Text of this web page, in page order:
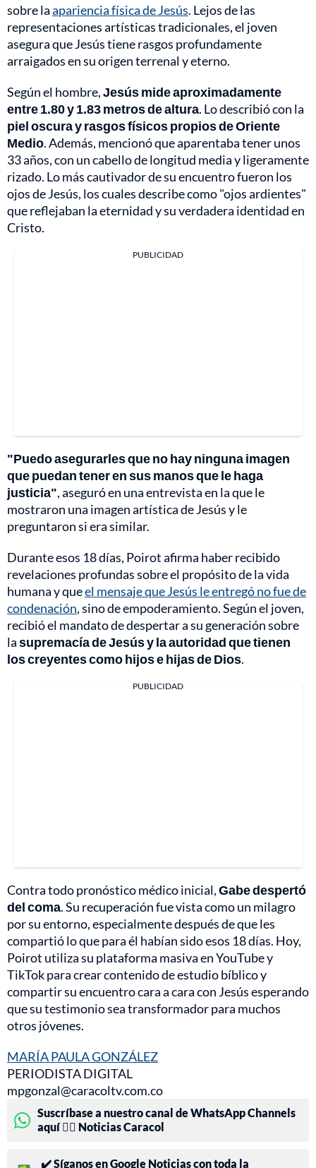
sobre laapariencia física de Jesús. Lejos de las
representaciones artísticas tradicionales, el joven
asegura que Jesús tiene rasgos profundamente
arraigados en su origen terrenal y eterno.
Según el hombre,Jesús mide aproximadamente
entre1.80 y 1.83 metros de altura. Lo describió con la
piel oscura y rasgos físicos propios de Oriente
Medio. Además, mencionó que aparentaba tener unos
33 años, con un cabello de longitud media y ligeramente
rizado. Lo más cautivador de su encuentro fueron los
ojos de Jesús, los cuales describe como "ojos ardientes"
que reflejaban la eternidad y su verdadera identidad en
Cristo.
PUBLICIDAD
"Puedo asegurarles que no hay ninguna imagen
que puedan tener en sus manos que le haga
justicia", aseguró en una entrevista en la que le
mostraron una imagen artística de Jesús y le
preguntaron si era similar.
Durante esos 18 días, Poirot afirma haber recibido
revelaciones profundas sobre el propósito de la vida
humana y queel mensaje que Jesús le entregó no fue de
condenación, sino de empoderamiento. Según el joven,
recibió el mandato de despertar a su generación sobre
lasupremacía de Jesús y la autoridad que tienen
los creyentes como hijos e hijas de Dios.
PUBLICIDAD
Contra todo pronóstico médico inicial,Gabe despertó
del coma. Su recuperación fue vista como un milagro
por su entorno, especialmente después de que les
compartió lo que para él habían sido esos 18 días. Hoy,
Poirot utiliza su plataforma masiva en YouTube y
TikTok para crear contenido de estudio bíblico y
compartir su encuentro cara a cara con Jesús esperando
que su testimonio sea transformador para muchos
otros jóvenes.
MARÍA PAULA GONZÁLEZ
PERIODISTA DIGITAL
mpgonzal@caracoltv.com.co
Suscríbase a nuestro canal de WhatsApp Channels
aquí 👉🏻 Noticias Caracol
✔️ Síganos en Google Noticias con toda la